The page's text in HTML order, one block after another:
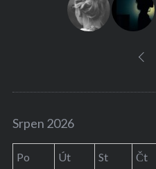
Srpen 2026
Po Út St Čt